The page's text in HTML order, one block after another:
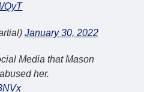
January 30, 2022
Media that Mason
her.